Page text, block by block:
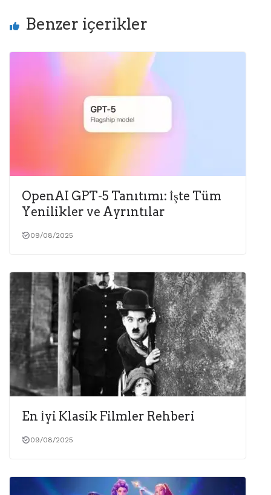
Benzer içerikler
OpenAI GPT-5 Tanıtımı: İşte Tüm
Yenilikler ve Ayrıntılar
09/08/2025
En İyi Klasik Filmler Rehberi
09/08/2025